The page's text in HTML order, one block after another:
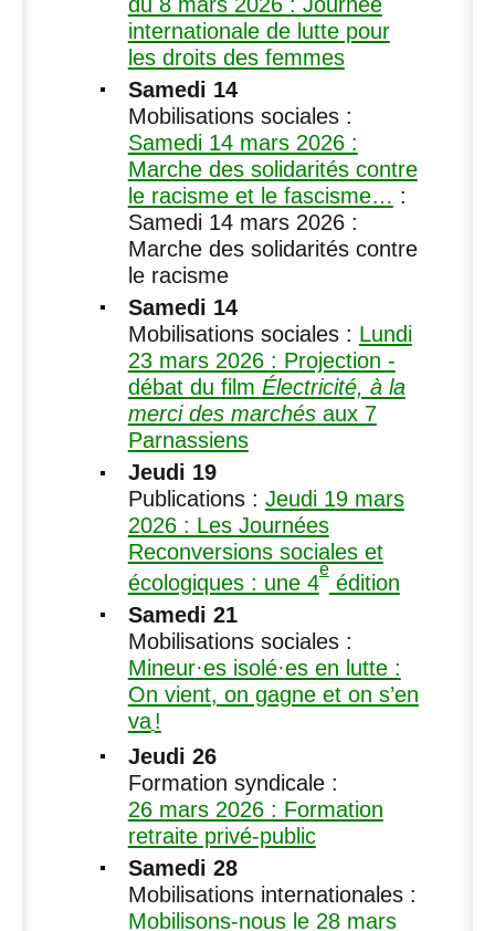
internationale de lutte pour
les droits des femmes
Samedi 14
Mobilisations sociales :
Samedi 14 mars 2026 :
Marche des solidarités contre
le racisme et le fascisme… :
Samedi 14 mars 2026 :
Marche des solidarités contre
le racisme
Samedi 14
Mobilisations sociales : Lundi
23 mars 2026 : Projection -
débat du film Électricité, à la
merci des marchésaux 7
Parnassiens
Jeudi 19
Publications : Jeudi 19 mars
2026 : Les Journées
Reconversions sociales et
écologiques : une 4
e
édition
Samedi 21
Mobilisations sociales :
Mineur·es isolé·es en lutte :
On vient, on gagne et on s’en
va!
Jeudi 26
Formation syndicale :
26 mars 2026 : Formation
retraite privé-public
Samedi 28
Mobilisations internationales :
Mobilisons-nous le 28 mars